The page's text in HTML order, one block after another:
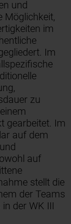
und
Möglichkeit,
im
Im
zu
gearbeitet. Im
auf dem
auf
stellt die
der Teams
der WK III